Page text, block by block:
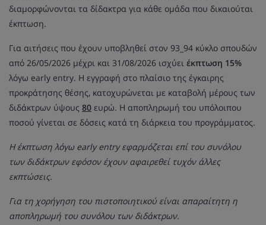
διαμορφώνονται τα δίδακτρα για κάθε ομάδα που δικαιούται
έκπτωση.
Για αιτήσεις που έχουν υποβληθεί στον 93_94 κύκλο σπουδών
από 26/05/2026 μέχρι και 31/08/2026 ισχύει έκπτωση 15%
λόγω early entry. Η εγγραφή στο πλαίσιο της έγκαιρης
προκράτησης θέσης, κατοχυρώνεται με καταβολή μέρους των
διδάκτρων ύψους 80 ευρώ. Η αποπληρωμή του υπόλοιπου
ποσού γίνεται σε δόσεις κατά τη διάρκεια του προγράμματος.
Η έκπτωση λόγω early entry εφαρμόζεται επί του συνόλου
των διδάκτρων εφόσον έχουν αφαιρεθεί τυχόν άλλες
εκπτώσεις.
Για τη χορήγηση του πιστοποιητικού είναι απαραίτητη η
αποπληρωμή του συνόλου των διδάκτρων.